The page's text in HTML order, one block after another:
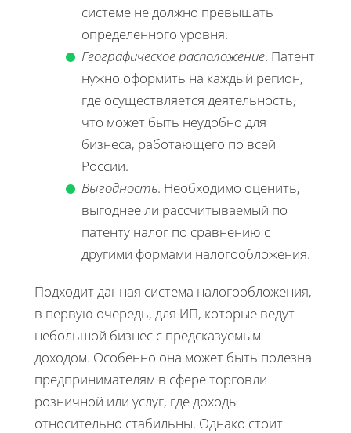
системе не должно превышать
определенного уровня.
Географическое расположение. Патент
нужно оформить на каждый регион,
где осуществляется деятельность,
что может быть неудобно для
бизнеса, работающего по всей
России.
Выгодность. Необходимо оценить,
выгоднее ли рассчитываемый по
патенту налог по сравнению с
другими формами налогообложения.
Подходит данная система налогообложения,
в первую очередь, для ИП, которые ведут
небольшой бизнес с предсказуемым
доходом. Особенно она может быть полезна
предпринимателям в сфере торговли
розничной или услуг, где доходы
относительно стабильны. Однако стоит